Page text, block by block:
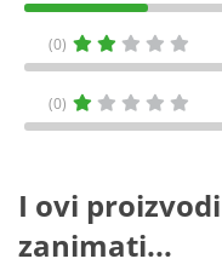
(0)
(0)
I ovi
zanimati...